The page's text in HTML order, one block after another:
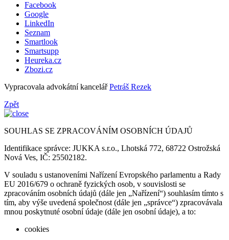
Facebook
Google
LinkedIn
Seznam
Smartlook
Smartsupp
Heureka.cz
Zbozi.cz
Vypracovala advokátní kancelářPetráš Rezek
Zpět
SOUHLAS SE ZPRACOVÁNÍM OSOBNÍCH ÚDAJŮ
Identifikace správce: JUKKA s.r.o., Lhotská 772, 68722 Ostrožská
Nová Ves, IČ: 25502182.
V souladu s ustanoveními Nařízení Evropského parlamentu a Rady
EU 2016/679 o ochraně fyzických osob, v souvislosti se
zpracováním osobních údajů (dále jen „Nařízení“) souhlasím tímto s
tím, aby výše uvedená společnost (dále jen „správce“) zpracovávala
mnou poskytnuté osobní údaje (dále jen osobní údaje), a to:
cookies